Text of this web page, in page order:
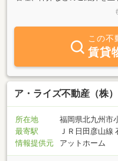
様の収益向上を最大の使命
をスピーディにご紹介させ
い」「借りたい」ご希望の
にご相談ください。
この不
賃貸
ア・ライズ不動産（株）
所在地
福岡県北九州市
最寄駅
ＪＲ日田彦山線
情報提供元
アットホーム